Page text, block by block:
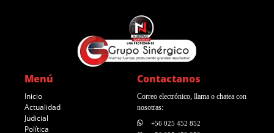
Menú
Inicio
Actualidad
Judicial
Política
Contactanos
Correo electrónico, llama o chatea con
nosotras:
+56 025 452 852